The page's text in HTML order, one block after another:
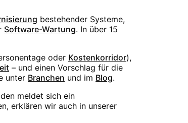
bestehender Systeme,
Software-Wartung. In über 15
oder Kostenkorridor),
– und einen Vorschlag für die
unter Branchen und im Blog.
meldet sich ein
erklären wir auch in unserer